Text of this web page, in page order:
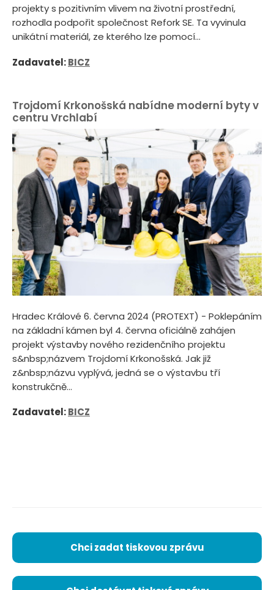
projekty s pozitivním vlivem na životní prostřední,
rozhodla podpořit společnost Refork SE. Ta vyvinula
unikátní materiál, ze kterého lze pomocí...
Zadavatel:BICZ
Trojdomí Krkonošská nabídne moderní byty v
centru Vrchlabí
Hradec Králové 6. června 2024 (PROTEXT) - Poklepáním
na základní kámen byl 4. června oficiálně zahájen
projekt výstavby nového rezidenčního projektu
s&nbsp;názvem Trojdomí Krkonošská. Jak již
z&nbsp;názvu vyplývá, jedná se o výstavbu tří
konstrukčně...
Zadavatel:BICZ
Chci zadat tiskovou zprávu